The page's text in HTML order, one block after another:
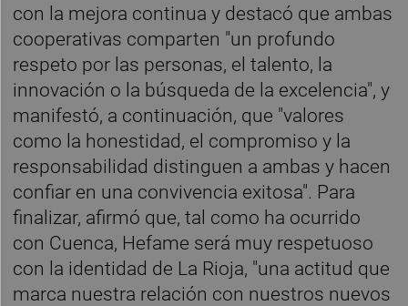
con la mejora continua y destacó que ambas
cooperativas comparten "un profundo
respeto por las personas, el talento, la
innovación o la búsqueda de la excelencia", y
manifestó, a continuación, que "valores
como la honestidad, el compromiso y la
responsabilidad distinguen a ambas y hacen
confiar en una convivencia exitosa". Para
finalizar, afirmó que, tal como ha ocurrido
con Cuenca, Hefame será muy respetuoso
con la identidad de La Rioja, "una actitud que
marca nuestra relación con nuestros nuevos